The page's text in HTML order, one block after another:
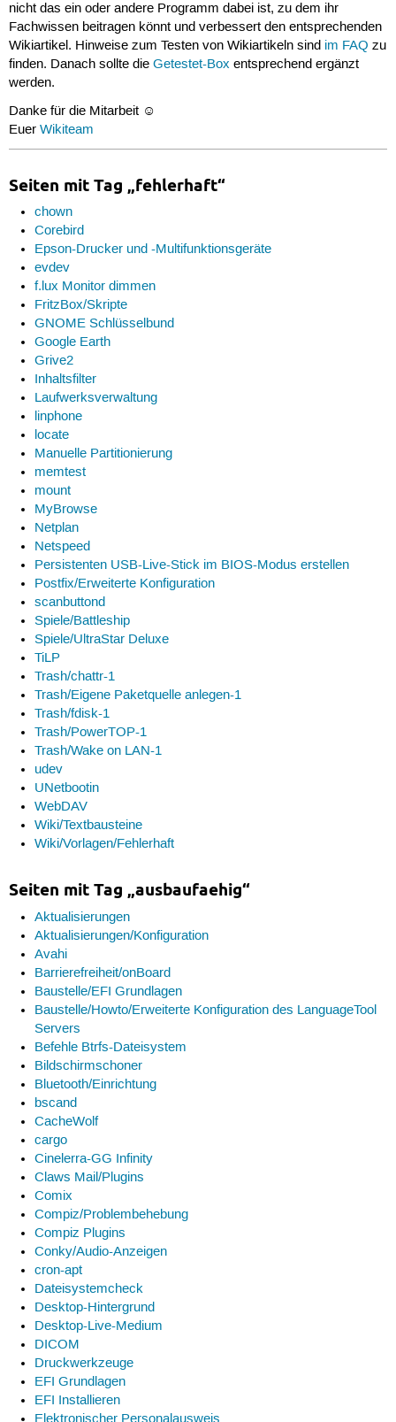
nicht das ein oder andere Programm dabei ist, zu dem ihr
Fachwissen beitragen könnt und verbessert den entsprechenden
Wikiartikel. Hinweise zum Testen von Wikiartikeln sind im FAQ zu
finden. Danach sollte die Getestet-Box entsprechend ergänzt
werden.
Danke für die Mitarbeit ☺
Euer Wikiteam
Seiten mit Tag „fehlerhaft“
chown
Corebird
Epson-Drucker und -Multifunktionsgeräte
evdev
f.lux Monitor dimmen
FritzBox/Skripte
GNOME Schlüsselbund
Google Earth
Grive2
Inhaltsfilter
Laufwerksverwaltung
linphone
locate
Manuelle Partitionierung
memtest
mount
MyBrowse
Netplan
Netspeed
Persistenten USB-Live-Stick im BIOS-Modus erstellen
Postfix/Erweiterte Konfiguration
scanbuttond
Spiele/Battleship
Spiele/UltraStar Deluxe
TiLP
Trash/chattr-1
Trash/Eigene Paketquelle anlegen-1
Trash/fdisk-1
Trash/PowerTOP-1
Trash/Wake on LAN-1
udev
UNetbootin
WebDAV
Wiki/Textbausteine
Wiki/Vorlagen/Fehlerhaft
Seiten mit Tag „ausbaufaehig“
Aktualisierungen
Aktualisierungen/Konfiguration
Avahi
Barrierefreiheit/onBoard
Baustelle/EFI Grundlagen
Baustelle/Howto/Erweiterte Konfiguration des LanguageTool
Servers
Befehle Btrfs-Dateisystem
Bildschirmschoner
Bluetooth/Einrichtung
bscand
CacheWolf
cargo
Cinelerra-GG Infinity
Claws Mail/Plugins
Comix
Compiz/Problembehebung
Compiz Plugins
Conky/Audio-Anzeigen
cron-apt
Dateisystemcheck
Desktop-Hintergrund
Desktop-Live-Medium
DICOM
Druckwerkzeuge
EFI Grundlagen
EFI Installieren